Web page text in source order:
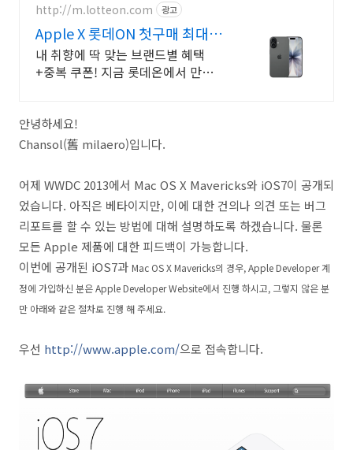
http://m.lotteon.com 광고
Apple X 롯데ON 첫구매 최대 5
천원 혜택!
내 취향에 딱 맞는 브랜드별 혜택
+중복 쿠폰! 지금 롯데온에서 만나
안녕하세요!
Chansol(舊 milaero)입니다.
어제 WWDC 2013에서 Mac OS X Mavericks와 iOS7이 공개되
었습니다. 아직은 베타이지만, 이에 대한 건의나 의견 또는 버그
리포트를 할 수 있는 방법에 대해 설명하도록 하겠습니다. 물론
모든 Apple 제품에 대한 피드백이 가능합니다.
이번에 공개된 iOS7과 Mac OS X Mavericks의 경우,Apple Developer 계
정에 가입하신 분은 Apple Developer Website에서 진행 하시고, 그렇지 않은 분
만 아래와 같은 절차로 진행 해 주세요.
우선 http://www.apple.com/으로 접속합니다.